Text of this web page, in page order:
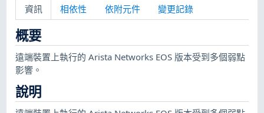
資訊 相依性 依附元件 變更記錄
概要
遠端裝置上執行的 Arista Networks EOS 版本受到多個弱點
影響。
說明